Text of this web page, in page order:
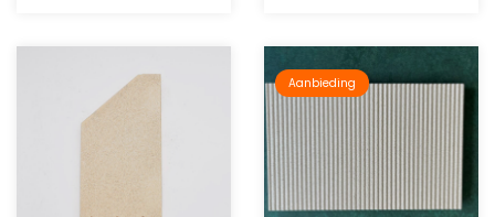
Aanbieding